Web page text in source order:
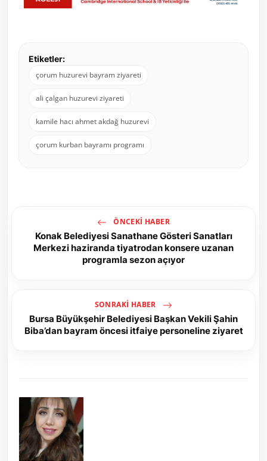
Etiketler:
çorum huzurevi bayram ziyareti
ali çalgan huzurevi ziyareti
kamile hacı ahmet akdağ huzurevi
çorum kurban bayramı programı
ÖNCEKI HABER
Konak Belediyesi Sanathane Gösteri Sanatları
Merkezi haziranda tiyatrodan konsere uzanan
programla sezon açıyor
SONRAKI HABER
Bursa Büyükşehir Belediyesi Başkan Vekili Şahin
Biba’dan bayram öncesi itfaiye personeline ziyaret